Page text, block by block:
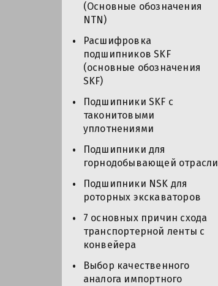
(Основные обозначения
NTN)
Расшифровка
подшипников SKF
(основные обозначения
SKF)
Подшипники SKF с
таконитовыми
уплотнениями
Подшипники для
горнодобывающей отрасли
Подшипники NSK для
роторных экскаваторов
7 основных причин схода
транспортерной ленты с
конвейера
Выбор качественного
аналога импортного